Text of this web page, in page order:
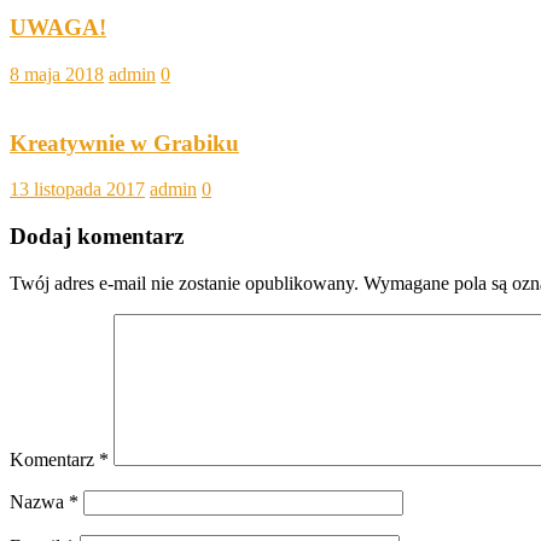
UWAGA!
8 maja 2018 admin 0
Kreatywnie w Grabiku
13 listopada 2017 admin 0
Dodaj komentarz
Twój adres e-mail nie zostanie opublikowany. Wymagane pola są
Komentarz *
Nazwa *